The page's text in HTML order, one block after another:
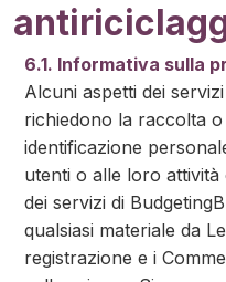
6.1. Informativa sulla
Alcuni aspetti dei
richiedono la raccolta o
identificazione
utenti o alle loro attività
dei servizi di
qualsiasi materiale da
registrazione e i